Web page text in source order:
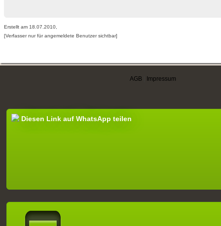
Erstellt am 18.07.2010,
[Verfasser nur für angemeldete Benutzer sichtbar]
AGB Impressum
Diesen Link auf WhatsApp teilen